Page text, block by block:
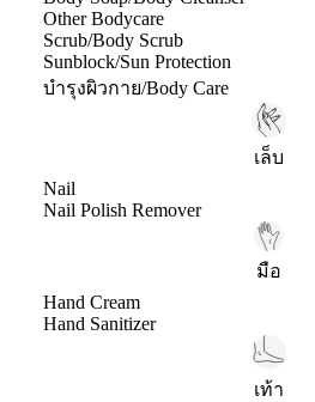
Other Bodycare
Scrub/Body Scrub
Sunblock/Sun Protection
บำรุงผิวกาย/Body Care
เล็บ
Nail
Nail Polish Remover
มือ
Hand Cream
Hand Sanitizer
เท้า